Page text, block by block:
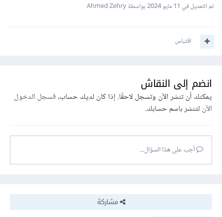
تم التعديل في 11 مايو 2024 بواسطة Ahmed Zehry
اقتباس
انضم إلى النقاش
يمكنك أن تنشر الآن وتسجل لاحقًا. إذا كان لديك حساب،فسجل الدخول
الآنلتنشر باسم حسابك.
أجب على هذا السؤال...
مشاركة